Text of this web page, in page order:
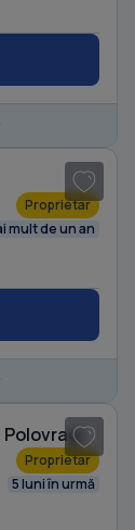
Proprietar
mult de un an
Polovragi
Proprietar
5 luni în urmă